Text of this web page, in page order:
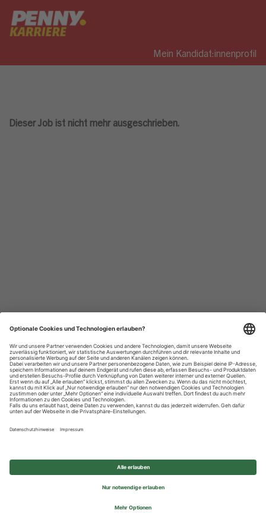
Mein Kandidat:innenprofil
Dieser Job ist nicht mehr ausgeschrieben.
Datenschutzhinweise
Impressum
Privatsphäre-Einstellungen
© 2026 REWE Group - All rights reserved